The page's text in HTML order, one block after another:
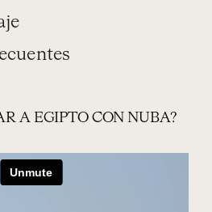
CUÁNDO IR
FRECUENTES
A EGIPTO CON NUBA?